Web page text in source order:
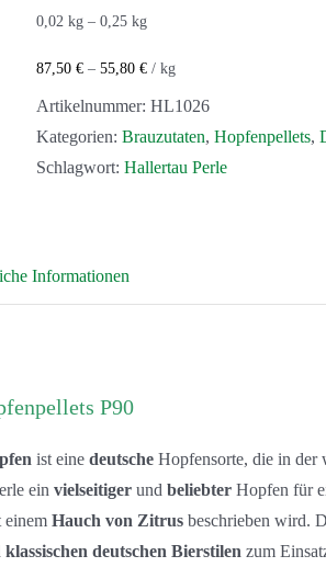
0,02 kg – 0,25 kg
87,50 € – 55,80 € / kg
Artikelnummer: HL1026
Kategorien: Brauzutaten, Hopfenpellets,
Schlagwort: Hallertau Perle
Informationen
P90
ist eine deutsche Hopfensorte, die in der
ein vielseitiger und beliebter Hopfen für
einem Hauch von Zitrus beschrieben wird.
klassischen deutschen Bierstilen zum